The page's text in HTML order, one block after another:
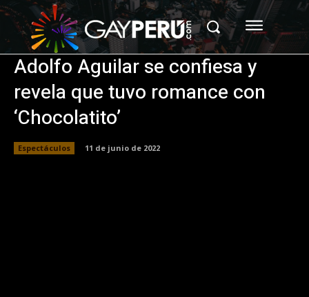
Adolfo Aguilar se confiesa y
revela que tuvo romance con
‘Chocolatito’
Espectáculos 11 de junio de 2022